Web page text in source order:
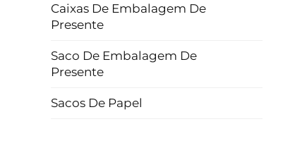
Caixas De Embalagem De
Presente
Saco De Embalagem De
Presente
Sacos De Papel